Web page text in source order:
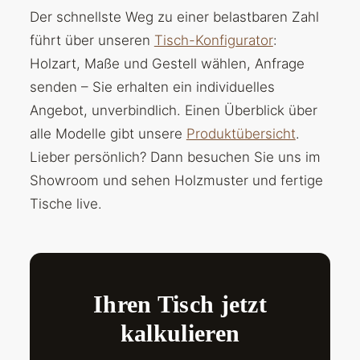
Der schnellste Weg zu einer belastbaren Zahl
führt über unseren Tisch-Konfigurator:
Holzart, Maße und Gestell wählen, Anfrage
senden – Sie erhalten ein individuelles
Angebot, unverbindlich. Einen Überblick über
alle Modelle gibt unsere Produktübersicht.
Lieber persönlich? Dann besuchen Sie uns im
Showroom und sehen Holzmuster und fertige
Tische live.
Ihren Tisch jetzt
kalkulieren